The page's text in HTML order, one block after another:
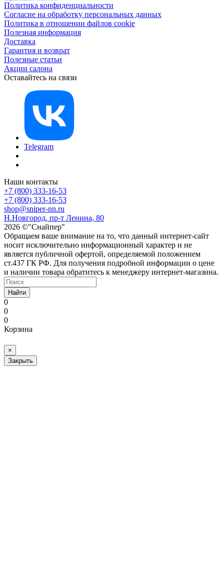
Политика конфиденциальности
Согласие на обработку персональных данных
Политика в отношении файлов cookie
Полезная информация
Доставка
Гарантия и возврат
Полезные статьи
Акции салона
Оставайтесь на связи
Telegram
Наши контакты
+7 (800) 333-16-53
+7 (800) 333-16-53
shop@sniper-nn.ru
Н.Новгород, пр-т Ленина, 80
2026 ©"Снайпер"
Обращаем ваше внимание на то, что данный интернет-сайт
носит исключительно информационный характер и не
является публичной офертой, определяемой положением
ст.437 ГК РФ. Для получения подробной информации о цене
и наличии товара обратитесь к менеджеру интернет-магазина.
Найти
0
0
0
Корзина
×
Закрыть